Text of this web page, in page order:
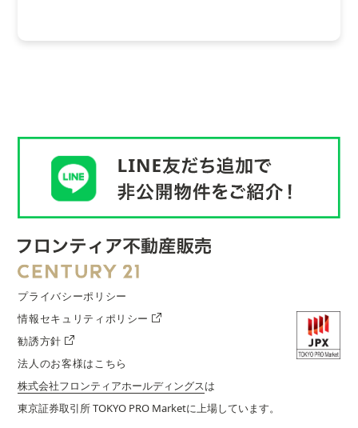
プライバシーポリシー
情報セキュリティポリシー
勧誘方針
法人のお客様はこちら
株式会社フロンティアホールディングスは
東京証券取引所 TOKYO PRO Marketに上場しています。